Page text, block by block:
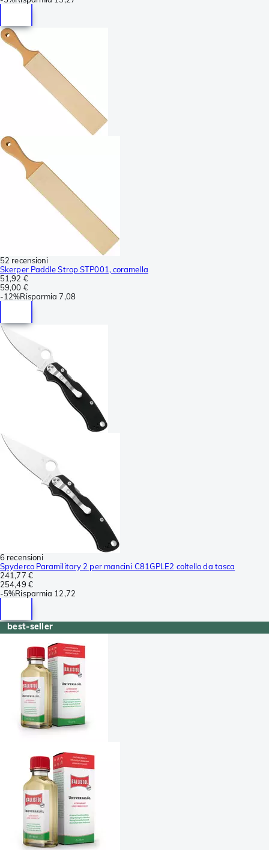
52 recensioni
Skerper Paddle Strop STP001, coramella
51,92 €
59,00 €
-12%Risparmia 7,08
6 recensioni
Spyderco Paramilitary 2 per mancini C81GPLE2 coltello da tasca
241,77 €
254,49 €
-5%Risparmia 12,72
best-seller